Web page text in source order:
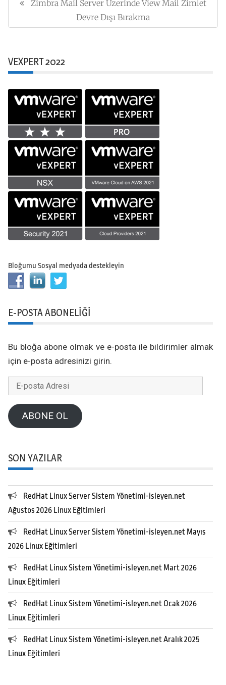
Previous
Zimbra Mail Server Üzerinde View Mail Zimlet
Devre Dışı Bırakma
VEXPERT 2022
Bloğumu Sosyal medyada destekleyin
E-POSTA ABONELIĞI
Bu bloğa abone olmak ve e-posta ile bildirimler almak
için e-posta adresinizi girin.
posta
AdresiABONE OL
SON YAZILAR
RedHat Linux Server Sistem Yönetimi-isleyen.net
Ağustos 2026 Linux Eğitimleri
RedHat Linux Server Sistem Yönetimi-isleyen.net Mayıs
2026 Linux Eğitimleri
RedHat Linux Sistem Yönetimi-isleyen.net Mart 2026
Linux Eğitimleri
RedHat Linux Sistem Yönetimi-isleyen.net Ocak 2026
Linux Eğitimleri
RedHat Linux Sistem Yönetimi-isleyen.net Aralık 2025
Linux Eğitimleri